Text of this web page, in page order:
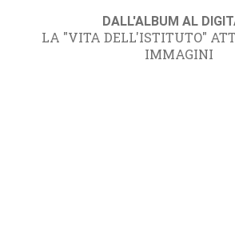
DALL'ALBUM AL
LA "VITA DELL'ISTITUTO"
IMMAGINI